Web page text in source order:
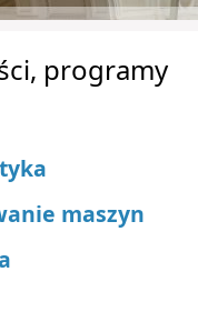
programy
maszyn